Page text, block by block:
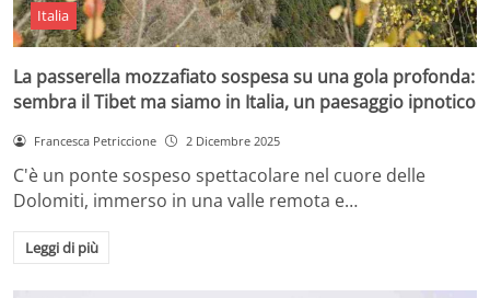
Italia
La passerella mozzafiato sospesa su una gola profonda:
sembra il Tibet ma siamo in Italia, un paesaggio ipnotico
Francesca Petriccione 2 Dicembre 2025
C'è un ponte sospeso spettacolare nel cuore delle
Dolomiti, immerso in una valle remota e…
Leggi di più